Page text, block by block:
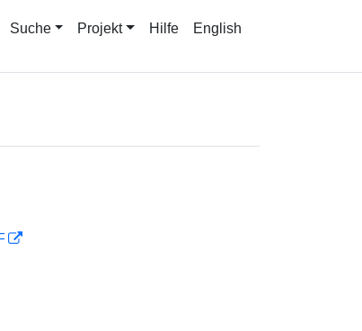
Suche Projekt Hilfe English